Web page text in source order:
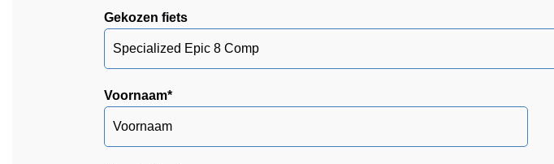
Gekozen fiets
Voornaam*